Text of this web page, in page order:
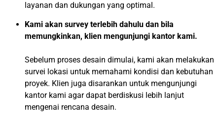
layanan dan dukungan yang optimal.
Kami akan survey terlebih dahulu dan bila
memungkinkan, klien mengunjungi kantor kami.
Sebelum proses desain dimulai, kami akan melakukan
survei lokasi untuk memahami kondisi dan kebutuhan
proyek. Klien juga disarankan untuk mengunjungi
kantor kami agar dapat berdiskusi lebih lanjut
mengenai rencana desain.